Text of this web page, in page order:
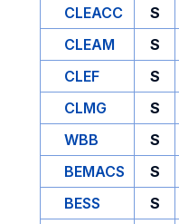
CLEACC
S
CLEAM
S
CLEF
S
CLMG
S
WBB
S
BEMACS
S
BESS
S